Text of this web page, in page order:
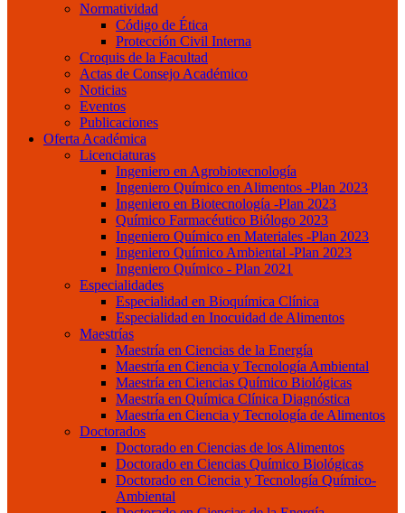
Normatividad
Código de Ética
Protección Civil Interna
Croquis de la Facultad
Actas de Consejo Académico
Noticias
Eventos
Publicaciones
Oferta Académica
Licenciaturas
Ingeniero en Agrobiotecnología
Ingeniero Químico en Alimentos -Plan 2023
Ingeniero en Biotecnología -Plan 2023
Químico Farmacéutico Biólogo 2023
Ingeniero Químico en Materiales -Plan 2023
Ingeniero Químico Ambiental -Plan 2023
Ingeniero Químico - Plan 2021
Especialidades
Especialidad en Bioquímica Clínica
Especialidad en Inocuidad de Alimentos
Maestrías
Maestría en Ciencias de la Energía
Maestría en Ciencia y Tecnología Ambiental
Maestría en Ciencias Químico Biológicas
Maestría en Química Clínica Diagnóstica
Maestría en Ciencia y Tecnología de Alimentos
Doctorados
Doctorado en Ciencias de los Alimentos
Doctorado en Ciencias Químico Biológicas
Doctorado en Ciencia y Tecnología Químico-
Ambiental